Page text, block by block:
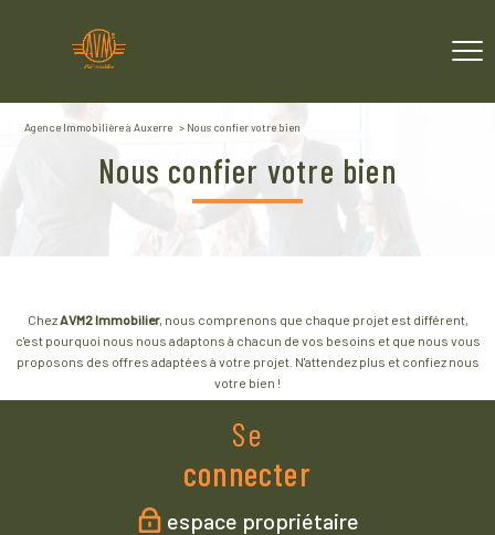
Agence Immobilière à Auxerre Nous confier votre bien
nous confier votre bien
ChezAVM2 Immobilier, nous comprenons que chaque projet est différent,
c'est pourquoi nous nous adaptons à chacun de vos besoins et que nous vous
proposons des offres adaptées à votre projet. N'attendez plus et confiez nous
votre bien !
Se
connecter
espace propriétaire